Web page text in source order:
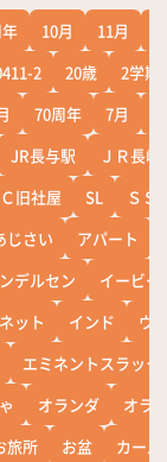
10月 11月
2 20歳
2学期
70周年 7月
JR長与駅
ＪＲ長崎
旧社屋 SL
ＳＳ
じさい アパート
デルセン
イービー
ット インド
ウ
エミネントスラック
オランダ
オラ
旅所 お盆
カー